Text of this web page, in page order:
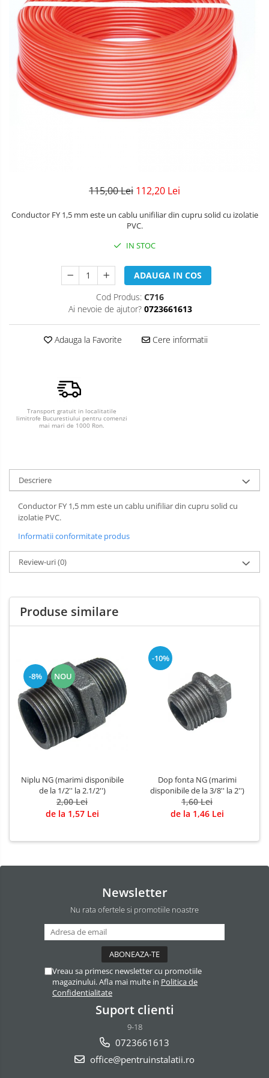
115,00 Lei 112,20 Lei
Conductor FY 1,5 mm este un cablu unifiliar din cupru solid cu izolatie
PVC.
IN STOC
ADAUGA IN COS
Cod Produs: C716
Ai nevoie de ajutor? 0723661613
Adauga la Favorite Cere informatii
Transport gratuit in localitatile
limitrofe Bucurestiului pentru comenzi
mai mari de 1000 Ron.
Descriere
Conductor FY 1,5 mm este un cablu unifiliar din cupru solid cu
izolatie PVC.
Informatii conformitate produs
Review-uri(0)
Produse similare
-8% NOU
Niplu NG (marimi disponibile
de la 1/2'' la 2.1/2'')
2,00 Lei
de la 1,57 Lei
-10%
Dop fonta NG (marimi
disponibile de la 3/8'' la 2'')
1,60 Lei
de la 1,46 Lei
Newsletter
Nu rata ofertele si promotiile noastre
Vreau sa primesc newsletter cu promotiile
magazinului. Afla mai multe in Politica de
Confidentialitate
Suport clienti
9-18
0723661613
office@pentruinstalatii.ro